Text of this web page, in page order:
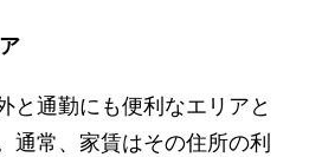
と通勤にも便利なエリアと
通常、家賃はその住所の利